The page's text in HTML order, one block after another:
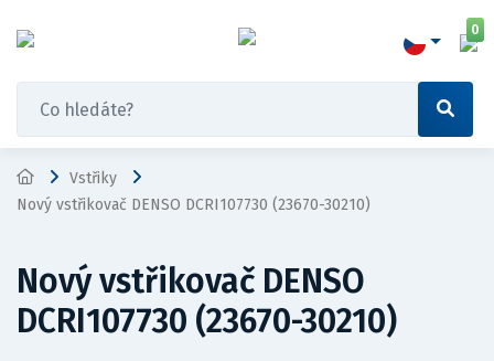
0
Vstřiky
Nový vstřikovač DENSO DCRI107730 (23670-30210)
Nový vstřikovač DENSO
DCRI107730 (23670-30210)